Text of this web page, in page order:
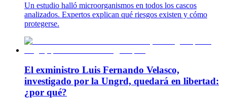
Un estudio halló microorganismos en todos los cascos
analizados. Expertos explican qué riesgos existen y cómo
protegerse.
El exministro Luis Fernando Velasco,
investigado por la Ungrd, quedará en libertad:
¿por qué?